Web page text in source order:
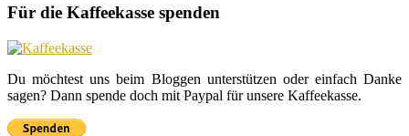
Für die Kaffeekasse spenden
Du möchtest uns beim Bloggen unterstützen oder einfach Danke
sagen? Dann spende doch mit Paypal für unsere Kaffeekasse.